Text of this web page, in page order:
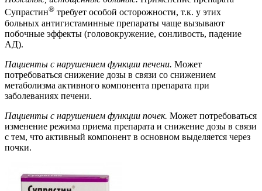
Супрастин® требует особой осторожности, т.к. у этих
больных антигистаминные препараты чаще вызывают
побочные эффекты (головокружение, сонливость, падение
АД).
Пациенты с нарушением функции печени. Может
потребоваться снижение дозы в связи со снижением
метаболизма активного компонента препарата при
заболеваниях печени.
Пациенты с нарушением функции почек. Может потребоваться
изменение режима приема препарата и снижение дозы в связи
с тем, что активный компонент в основном выделяется через
почки.